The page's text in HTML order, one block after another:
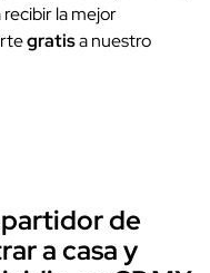
recibir la mejor
gratisa nuestro
de
a casa y